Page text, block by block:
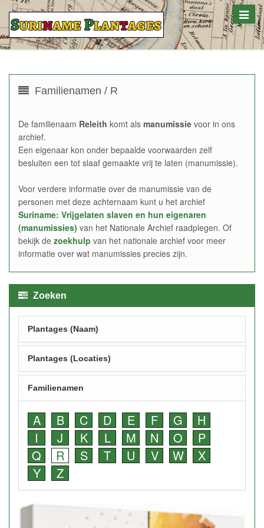
Toggle
Familienamen / R
De familienaam Releith komt als manumissie voor in ons
archief.
Een eigenaar kon onder bepaalde voorwaarden zelf
besluiten een tot slaaf gemaakte vrij te laten (manumissie).
Voor verdere informatie over de manumissie van de
personen met deze achternaam kunt u het archief
Suriname: Vrijgelaten slaven en hun eigenaren
(manumissies) van het Nationale Archief raadplegen. Of
bekijk de zoekhulp van het nationale archief voor meer
informatie over wat manumissies precies zijn.
Zoeken
Plantages (Naam)
Plantages (Locaties)
Familienamen
A B C D E F G
H
I
J K L M N O
P
Q
R S T U V W
X
Y
Z